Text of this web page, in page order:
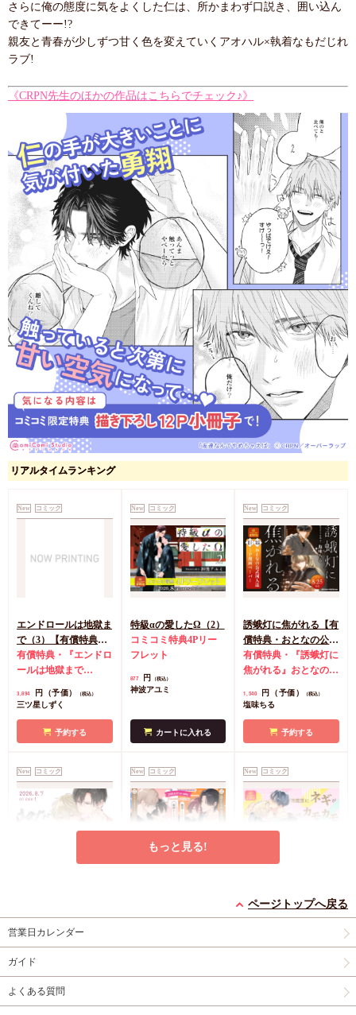
さらに俺の態度に気をよくした仁は、所かまわず口説き、囲い込ん
できてーー!?
親友と青春が少しずつ甘く色を変えていくアオハル×執着なもだじれ
ラブ!
《CRPN先生のほかの作品はこちらでチェック♪》
リアルタイムランキング
New コミック
エンドロールは地獄ま
で（3）【有償特典・
小冊子＋箔押しA5ア
クリルボード】
有償特典・『エンドロ
ールは地獄まで
典・『エンドロールは
しA5アクリルボード
コミコミ特典8P小冊
風A5イラストカード
3,894 円（予価） （税込）
三ツ星しずく
予約する
New コミック
特級αの愛したΩ（2）
コミコミ特典4Pリー
フレット
877 円 （税込）
神波アユミ
カートに入れる
New コミック
誘蛾灯に焦がれる【有
償特典・おとなの公式
同人誌】
有償特典・『誘蛾灯に
焦がれる』おとなの公
典漫画ペーパー
1,540 円（予価） （税込）
塩味ちる
予約する
New コミック
有償特典・『うなじに
恋の痕』12P小冊子
1,295
永乃あづみ
カートに入れる
New コミック
ず【有償】+柴崎さん
償】』【8/17締切！予
選)】
2冊セット購入特典・
子＆ミニクリアカード
くらげと恋知らず』お
償特典・『柴崎さんの
New コミック
カモカモ【有償特典・
小冊子】【予約キャン
ら受付開始】
有償特典・『冷蔵庫に
モ』12P小冊子 店舗共
もっと見る!
ページトップへ戻る
営業日カレンダー
ガイド
よくある質問